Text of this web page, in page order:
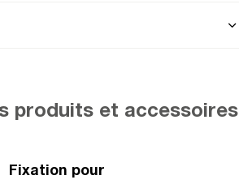
produits et accessoires
Fixation pour